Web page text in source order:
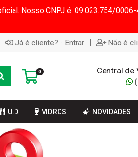
Nosso CNPJ é: 09.023.754/
Já é cliente? - Entrar | Não é
0 Central de
U.D VIDROS NOVIDADES